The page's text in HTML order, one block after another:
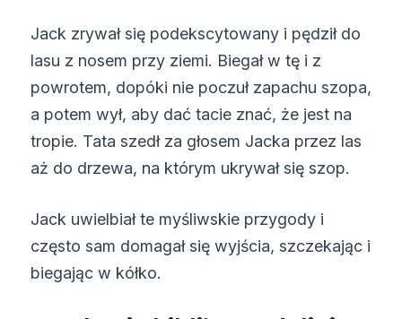
Jack zrywał się podekscytowany i pędził do
lasu z nosem przy ziemi. Biegał w tę i z
powrotem, dopóki nie poczuł zapachu szopa,
a potem wył, aby dać tacie znać, że jest na
tropie. Tata szedł za głosem Jacka przez las
aż do drzewa, na którym ukrywał się szop.
Jack uwielbiał te myśliwskie przygody i
często sam domagał się wyjścia, szczekając i
biegając w kółko.